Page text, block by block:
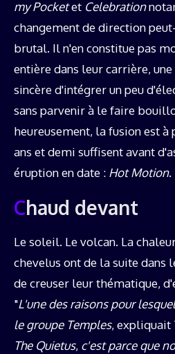
my Pocketet Celebration
changement de direction
brutal. Il n'en constitue pas
entière dans leur carrière,
sincère d'intégrer un peu
sans parvenir à le faire
heureusement, la fusion est à
ans et demi suffisent avant
éruption en date : Hot Motion.
Chaud devant
Le soleil. Le volcan. La
chevelus ont de la suite dans
de creuser leur thématique,
"L'une des raisons pour
le groupe Temples, expliquait
The Quietus, c'est parce que